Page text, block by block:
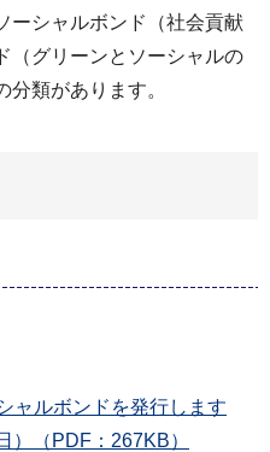
ーシャルボンド（社会貢献
（グリーンとソーシャルの
類があります。
ャルボンドを発行します
）（PDF：267KB）